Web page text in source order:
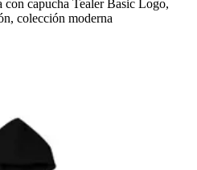
con capucha Tealer Basic Logo,
colección moderna